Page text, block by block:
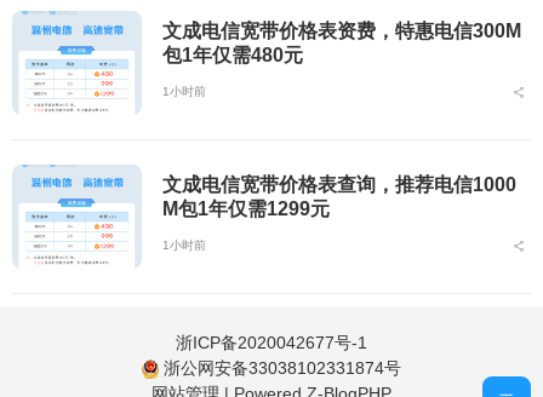
文成电信宽带价格表资费，特惠电信300M
包1年仅需480元
1小时前
文成电信宽带价格表查询，推荐电信1000
M包1年仅需1299元
1小时前
浙ICP备2020042677号-1
浙公网安备33038102331874号
网站管理 | Powered Z-BlogPHP